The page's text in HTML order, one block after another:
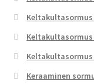
Keltakultasormus
Keraaminen